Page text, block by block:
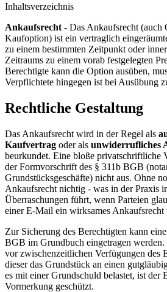
Inhaltsverzeichnis
Ankaufsrecht - Das Ankaufsrecht (auch
Kaufoption) ist ein vertraglich
zu einem bestimmten Zeitpunkt oder
Zeitraums zu einem vorab festgelegten
Berechtigte kann die Option ausüben,
Verpflichtete hingegen ist bei Ausübung
Rechtliche Gestaltung
Das Ankaufsrecht wird in der Regel als
Kaufvertrag oder als unwiderrufliches
beurkundet. Eine bloße privatschriftliche
der Formvorschrift des § 311b BGB
Grundstücksgeschäfte) nicht aus. Ohne
Ankaufsrecht nichtig - was in der Praxis
Überraschungen führt, wenn Parteien
einer E-Mail ein wirksames Ankaufsrecht
Zur Sicherung des Berechtigten kann eine
BGB im Grundbuch eingetragen
vor zwischenzeitlichen Verfügungen des
dieser das Grundstück an einen
es mit einer Grundschuld belastet, ist der
Vormerkung geschützt.